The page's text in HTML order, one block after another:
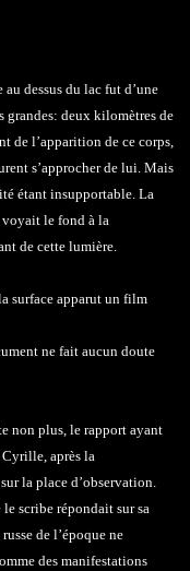
dessus du lac fut d’une
grandes: deux kilomètres de
de l’apparition de ce corps,
s’approcher de lui. Mais
étant insupportable. La
voyait le fond à la
de cette lumière.
surface apparut un film
ne fait aucun doute
non plus, le rapport ayant
Cyrille, après la
la place d’observation.
scribe répondait sur sa
de l’époque ne
des manifestations